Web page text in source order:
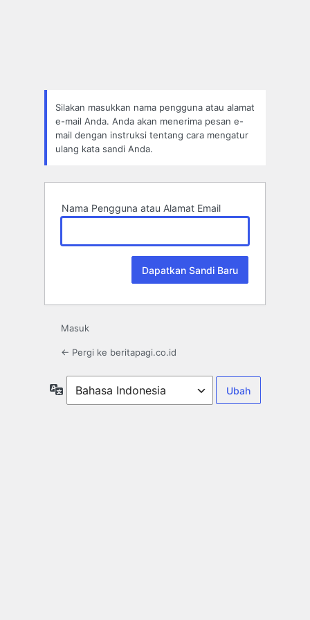
Silakan masukkan nama pengguna atau alamat
e-mail Anda. Anda akan menerima pesan e-
mail dengan instruksi tentang cara mengatur
ulang kata sandi Anda.
Nama Pengguna atau Alamat Email
Masuk
← Pergi ke beritapagi.co.id
Bahasa